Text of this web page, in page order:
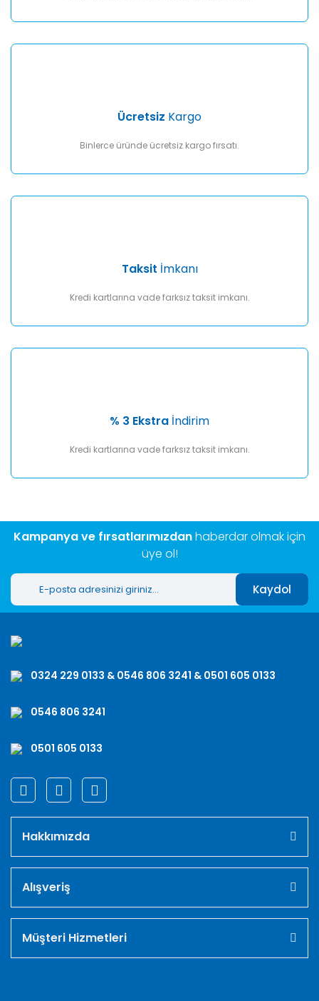
Ücretsiz Kargo
Binlerce üründe ücretsiz kargo fırsatı.
Taksit İmkanı
Kredi kartlarına vade farksız taksit imkanı.
% 3 Ekstra İndirim
Kredi kartlarına vade farksız taksit imkanı.
Kampanya ve fırsatlarımızdanhaberdar olmak için
üye ol!
Kaydol
0324 229 0133 & 0546 806 3241 & 0501 605 0133
0546 806 3241
0501 605 0133
Hakkımızda
Alışveriş
Müşteri Hizmetleri